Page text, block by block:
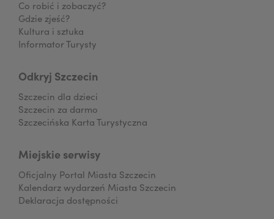
Co robić i zobaczyć?
Gdzie zjeść?
Kultura i sztuka
Informator Turysty
Odkryj Szczecin
Szczecin dla dzieci
Szczecin za darmo
Szczecińska Karta Turystyczna
Miejskie serwisy
Oficjalny Portal Miasta Szczecin
Kalendarz wydarzeń Miasta Szczecin
Deklaracja dostępności